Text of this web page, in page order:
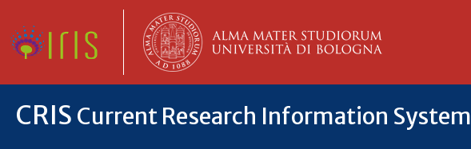
CRIS Current Research Information System